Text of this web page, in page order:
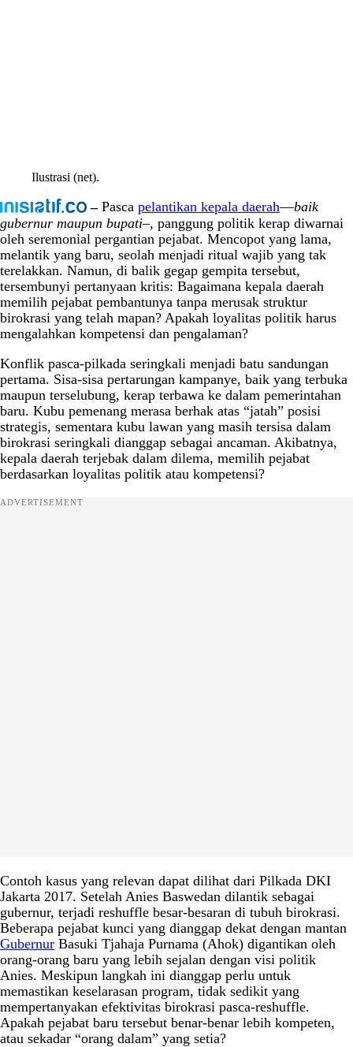
Ilustrasi (net).
–Pasca pelantikan kepala daerah—baik
gubernur maupun bupati–, panggung politik kerap diwarnai
oleh seremonial pergantian pejabat. Mencopot yang lama,
melantik yang baru, seolah menjadi ritual wajib yang tak
terelakkan. Namun, di balik gegap gempita tersebut,
tersembunyi pertanyaan kritis: Bagaimana kepala daerah
memilih pejabat pembantunya tanpa merusak struktur
birokrasi yang telah mapan? Apakah loyalitas politik harus
mengalahkan kompetensi dan pengalaman?
Konflik pasca-pilkada seringkali menjadi batu sandungan
pertama. Sisa-sisa pertarungan kampanye, baik yang terbuka
maupun terselubung, kerap terbawa ke dalam pemerintahan
baru. Kubu pemenang merasa berhak atas “jatah” posisi
strategis, sementara kubu lawan yang masih tersisa dalam
birokrasi seringkali dianggap sebagai ancaman. Akibatnya,
kepala daerah terjebak dalam dilema, memilih pejabat
berdasarkan loyalitas politik atau kompetensi?
ADVERTISEMENT
Contoh kasus yang relevan dapat dilihat dari Pilkada DKI
Jakarta 2017. Setelah Anies Baswedan dilantik sebagai
gubernur, terjadi reshuffle besar-besaran di tubuh birokrasi.
Beberapa pejabat kunci yang dianggap dekat dengan mantan
Gubernur Basuki Tjahaja Purnama (Ahok) digantikan oleh
orang-orang baru yang lebih sejalan dengan visi politik
Anies. Meskipun langkah ini dianggap perlu untuk
memastikan keselarasan program, tidak sedikit yang
mempertanyakan efektivitas birokrasi pasca-reshuffle.
Apakah pejabat baru tersebut benar-benar lebih kompeten,
atau sekadar “orang dalam” yang setia?